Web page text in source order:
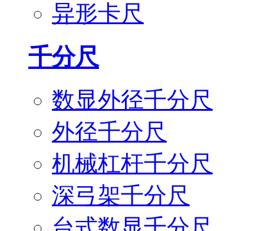
异形卡尺
千分尺
数显外径千分尺
外径千分尺
机械杠杆千分尺
深弓架千分尺